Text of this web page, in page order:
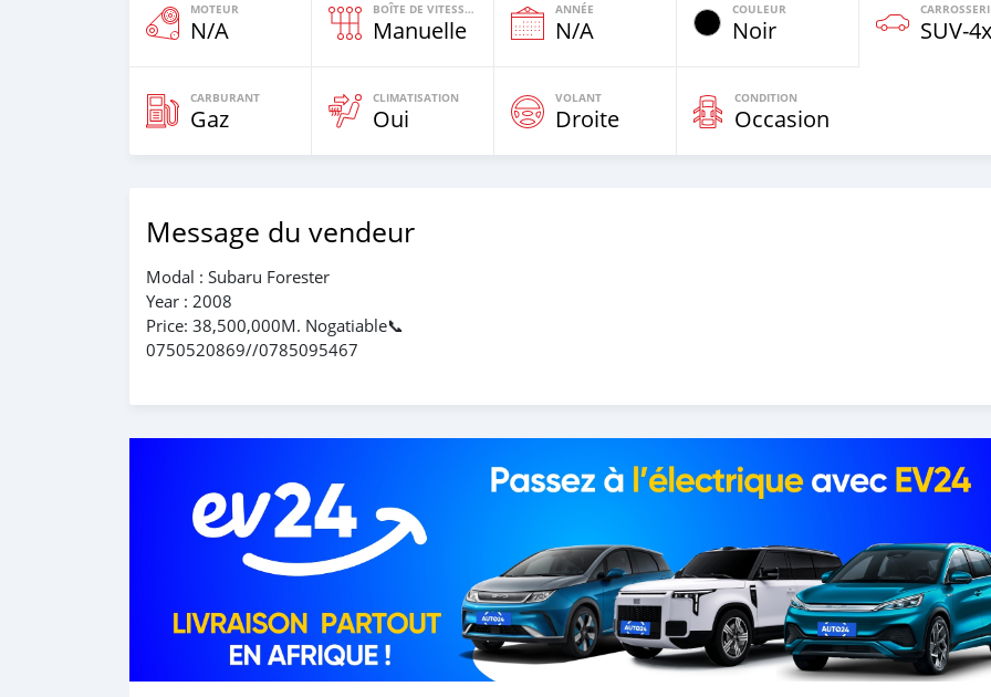
MOTEUR
N/A
BOÎTE DE VITESSES
Manuelle
ANNÉE
N/A
COULEUR
Noir
CARBURANT
Gaz
CLIMATISATION
Oui
VOLANT
Droite
CONDITION
Occasion
Message du vendeur
Modal : Subaru Forester
Year : 2008
Price: 38,500,000M. Nogatiable📞
0750520869//0785095467